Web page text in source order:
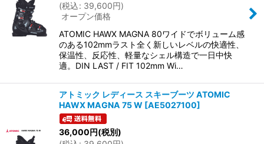
(税込: 39,600円)
オープン価格
ATOMIC HAWX MAGNA 80ワイドでボリューム感
のある102mmラスト全く新しいレベルの快適性、
保温性、反応性、軽量なシェル構造で一日中快
適。DIN LAST / FIT 102mm Wi…
アトミック レディース スキーブーツ ATOMIC
HAWX MAGNA 75 W [AE5027100]
36,000円(税別)